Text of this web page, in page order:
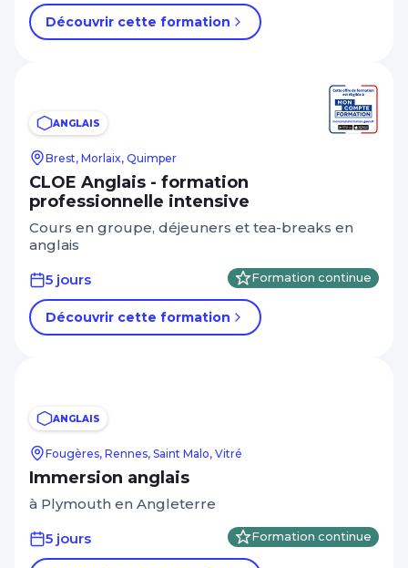
Découvrir cette formation
ANGLAIS
Brest, Morlaix, Quimper
CLOE Anglais - formation
professionnelle intensive
Cours en groupe, déjeuners et tea-breaks en
anglais
5 jours
Formation continue
Découvrir cette formation
ANGLAIS
Fougères, Rennes, Saint Malo, Vitré
Immersion anglais
à Plymouth en Angleterre
5 jours
Formation continue